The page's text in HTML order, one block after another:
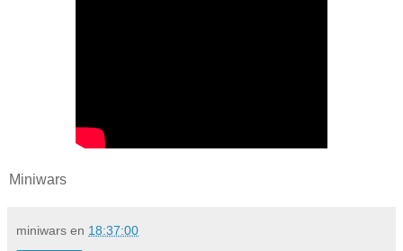
Miniwars
miniwars en 18:37:00